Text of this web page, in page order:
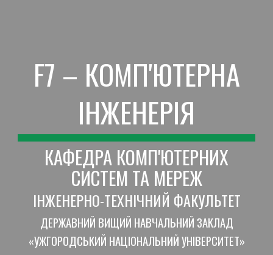
F7 – КОМП'ЮТЕРНА
ІНЖЕНЕРІЯ
КАФЕДРА КОМП'ЮТЕРНИХ
СИСТЕМ ТА МЕРЕЖ
ІНЖЕНЕРНО-ТЕХНІЧНИЙ ФАКУЛЬТЕТ
ДЕРЖАВНИЙ ВИЩИЙ НАВЧАЛЬНИЙ ЗАКЛАД
«УЖГОРОДСЬКИЙ НАЦІОНАЛЬНИЙ УНІВЕРСИТЕТ»